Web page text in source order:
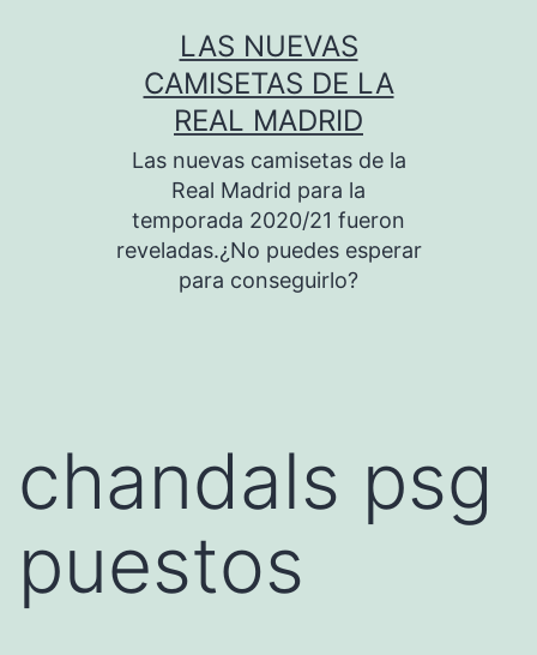
LAS NUEVAS
CAMISETAS DE LA
REAL MADRID
Las nuevas camisetas de la
Real Madrid para la
temporada 2020/21 fueron
reveladas.¿No puedes esperar
para conseguirlo?
chandals psg
puestos